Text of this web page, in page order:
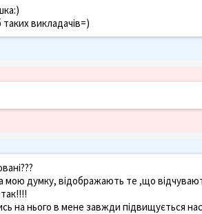
викладачів=)
мою думку, відображають те ,що
на нього в мене завжди підвищується